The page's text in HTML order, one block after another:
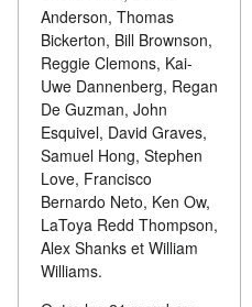
Anderson, Thomas
Bickerton, Bill Brownson,
Reggie Clemons, Kai-
Uwe Dannenberg, Regan
De Guzman, John
Esquivel, David Graves,
Samuel Hong, Stephen
Love, Francisco
Bernardo Neto, Ken Ow,
LaToya Redd Thompson,
Alex Shanks et William
Williams.